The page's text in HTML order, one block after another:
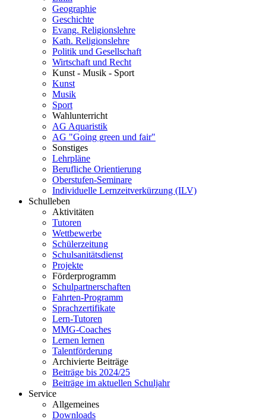
Geographie
Geschichte
Evang. Religionslehre
Kath. Religionslehre
Politik und Gesellschaft
Wirtschaft und Recht
Kunst - Musik - Sport
Kunst
Musik
Sport
Wahlunterricht
AG Aquaristik
AG "Going green und fair"
Sonstiges
Lehrpläne
Berufliche Orientierung
Oberstufen-Seminare
Individuelle Lernzeitverkürzung (ILV)
Schulleben
Aktivitäten
Tutoren
Wettbewerbe
Schülerzeitung
Schulsanitätsdienst
Projekte
Förderprogramm
Schulpartnerschaften
Fahrten-Programm
Sprachzertifikate
Lern-Tutoren
MMG-Coaches
Lernen lernen
Talentförderung
Archivierte Beiträge
Beiträge bis 2024/25
Beiträge im aktuellen Schuljahr
Service
Allgemeines
Downloads